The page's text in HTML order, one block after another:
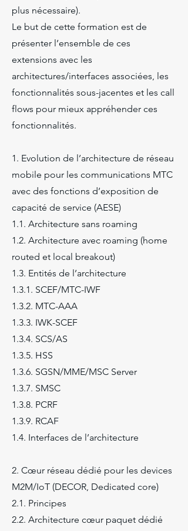
plus nécessaire).
Le but de cette formation est de
présenter l’ensemble de ces
extensions avec les
architectures/interfaces associées, les
fonctionnalités sous-jacentes et les call
flows pour mieux appréhender ces
fonctionnalités.
1. Evolution de l’architecture de réseau
mobile pour les communications MTC
avec des fonctions d’exposition de
capacité de service (AESE)
1.1. Architecture sans roaming
1.2. Architecture avec roaming (home
routed et local breakout)
1.3. Entités de l’architecture
1.3.1. SCEF/MTC-IWF
1.3.2. MTC-AAA
1.3.3. IWK-SCEF
1.3.4. SCS/AS
1.3.5. HSS
1.3.6. SGSN/MME/MSC Server
1.3.7. SMSC
1.3.8. PCRF
1.3.9. RCAF
1.4. Interfaces de l’architecture
2. Cœur réseau dédié pour les devices
M2M/IoT (DECOR, Dedicated core)
2.1. Principes
2.2. Architecture cœur paquet dédié